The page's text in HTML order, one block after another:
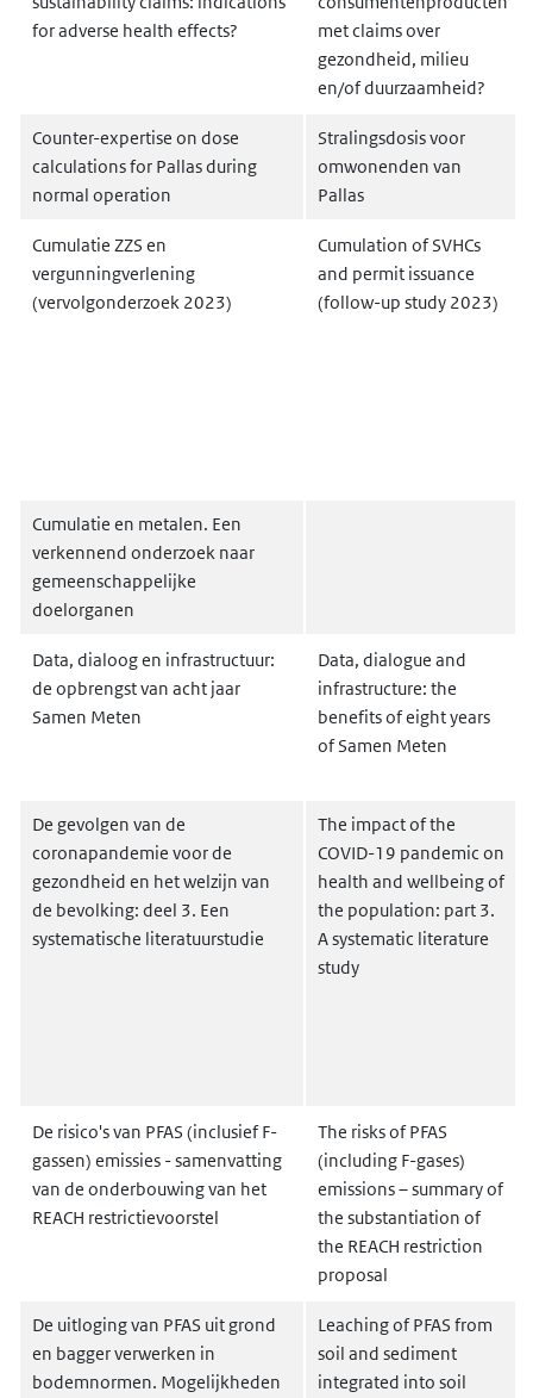
for adverse health effects?
met claims over
gezondheid, milieu
en/of duurzaamheid?
Counter-expertise on dose
calculations for Pallas during
normal operation
Stralingsdosis voor
omwonenden van
Pallas
Cumulatie ZZS en
vergunningverlening
(vervolgonderzoek 2023)
Cumulation of SVHCs
and permit issuance
(follow-up study 2023)
Cumulatie en metalen. Een
verkennend onderzoek naar
gemeenschappelijke
doelorganen
Data, dialoog en infrastructuur:
de opbrengst van acht jaar
Samen Meten
Data, dialogue and
infrastructure: the
benefits of eight years
of Samen Meten
De gevolgen van de
coronapandemie voor de
gezondheid en het welzijn van
de bevolking: deel 3. Een
systematische literatuurstudie
The impact of the
COVID-19 pandemic on
health and wellbeing of
the population: part 3.
A systematic literature
study
De risico's van PFAS (inclusief F-
gassen) emissies - samenvatting
van de onderbouwing van het
REACH restrictievoorstel
The risks of PFAS
(including F-gases)
emissions – summary of
the substantiation of
the REACH restriction
proposal
De uitloging van PFAS uit grond
en bagger verwerken in
bodemnormen. Mogelijkheden
Leaching of PFAS from
soil and sediment
integrated into soil